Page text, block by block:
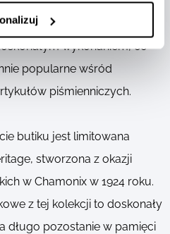
lat, wciąż zachwycają
wykonaniem, co
popularne wśród
piśmienniczych.
butiku jest limitowana
stworzona z okazji
w Chamonix w 1924 roku.
z tej kolekcji to doskonały
długo pozostanie w pamięci